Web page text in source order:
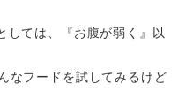
しては、『お腹が弱く』以
なフードを試してみるけど